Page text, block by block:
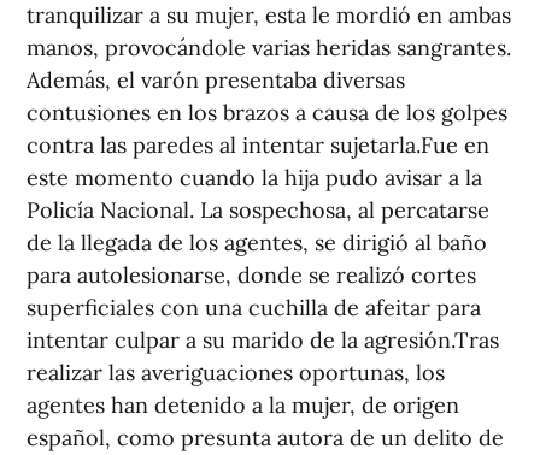
tranquilizar a su mujer, esta le mordió en ambas
manos, provocándole varias heridas sangrantes.
Además, el varón presentaba diversas
contusiones en los brazos a causa de los golpes
contra las paredes al intentar sujetarla.Fue en
este momento cuando la hija pudo avisar a la
Policía Nacional. La sospechosa, al percatarse
de la llegada de los agentes, se dirigió al baño
para autolesionarse, donde se realizó cortes
superficiales con una cuchilla de afeitar para
intentar culpar a su marido de la agresión.Tras
realizar las averiguaciones oportunas, los
agentes han detenido a la mujer, de origen
español, como presunta autora de un delito de